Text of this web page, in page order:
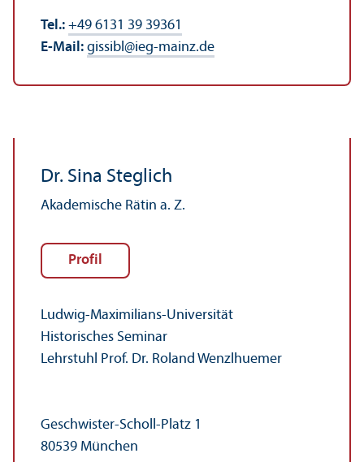
Tel.: +49 6131 39 39361
E-Mail: gissibl@ieg-mainz.de
Dr. Sina Steglich
Akademische Rätin a. Z.
Profil
Ludwig-Maximilians-Universität
Historisches Seminar
Lehr­stuhl Prof. Dr. Roland Wenzlhuemer
Geschwister-Scholl-Platz 1
80539 München